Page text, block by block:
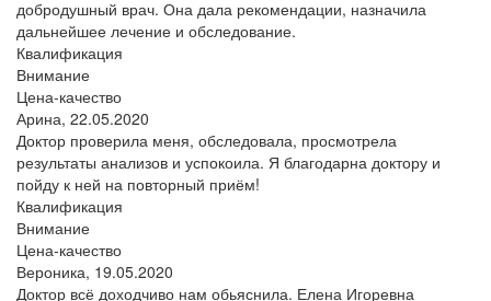
добродушный врач. Она дала рекомендации, назначила
дальнейшее лечение и обследование.
Квалификация
Внимание
Цена-качество
Арина, 22.05.2020
Доктор проверила меня, обследовала, просмотрела
результаты анализов и успокоила. Я благодарна доктору и
пойду к ней на повторный приём!
Квалификация
Внимание
Цена-качество
Вероника, 19.05.2020
Доктор всё доходчиво нам обьяснила. Елена Игоревна